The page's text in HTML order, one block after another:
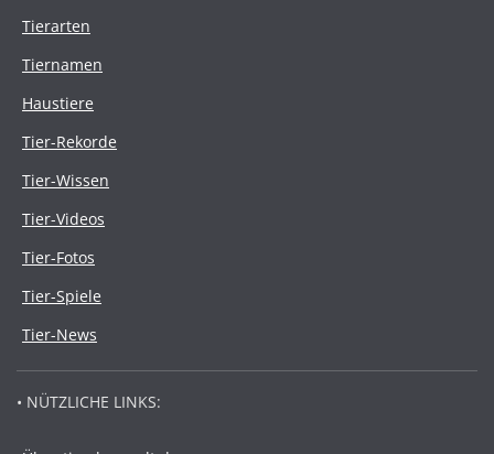
Tierarten
Tiernamen
Haustiere
Tier-Rekorde
Tier-Wissen
Tier-Videos
Tier-Fotos
Tier-Spiele
Tier-News
• NÜTZLICHE LINKS: